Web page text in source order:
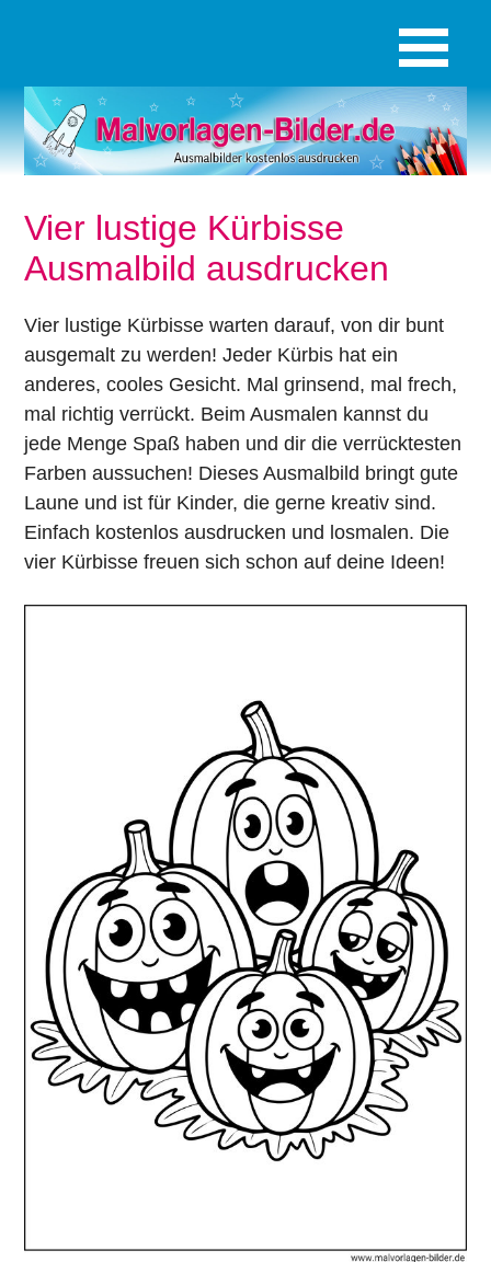
Vier lustige Kürbisse
Ausmalbild ausdrucken
Vier lustige Kürbisse warten darauf, von dir bunt
ausgemalt zu werden! Jeder Kürbis hat ein
anderes, cooles Gesicht. Mal grinsend, mal frech,
mal richtig verrückt. Beim Ausmalen kannst du
jede Menge Spaß haben und dir die verrücktesten
Farben aussuchen! Dieses Ausmalbild bringt gute
Laune und ist für Kinder, die gerne kreativ sind.
Einfach kostenlos ausdrucken und losmalen. Die
vier Kürbisse freuen sich schon auf deine Ideen!